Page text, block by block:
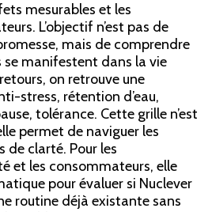
mesurables et les
L’objectif n’est pas de
mais de comprendre
manifestent dans la vie
on retrouve une
stress, rétention d’eau,
tolérance. Cette grille n’est
permet de naviguer les
de clarté. Pour les
et les consommateurs, elle
pour évaluer si Nuclever
routine déjà existante sans